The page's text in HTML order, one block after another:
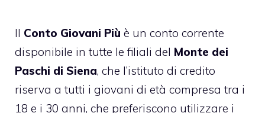
Il Conto Giovani Più è un conto corrente
disponibile in tutte le filiali del Monte dei
Paschi di Siena, che l’istituto di credito
riserva a tutti i giovani di età compresa tra i
18 e i 30 anni, che preferiscono utilizzare i